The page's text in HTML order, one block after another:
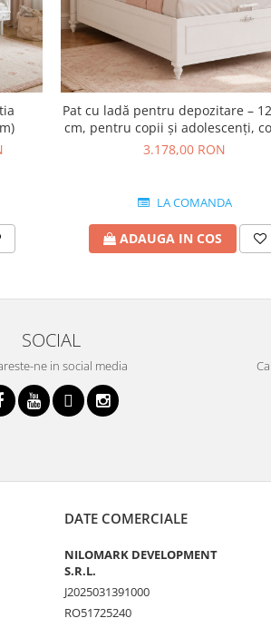
Pat cu ladă pentru depozitare –
cm, pentru copii și adolescenți,
Romantic
3.178,00 RON
LA COMANDA
ADAUGA IN COS
SOCIAL
ne in social media
DATE COMERCIALE
NILOMARK DEVELOPMENT
S.R.L.
J2025031391000
RO51725240